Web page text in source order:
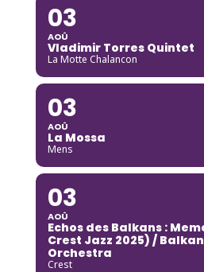
03
AOÛ
Vladimir Torres Quintet
La Motte Chalancon
03
AOÛ
La Mossa
Mens
03
AOÛ
Echos des Balkans :
Crest Jazz 2025) /
Orchestra
Crest